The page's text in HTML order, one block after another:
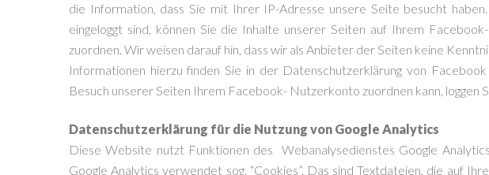
die Information, dass Sie mit Ihrer IP-Adresse unsere Seite besucht
eingeloggt sind, können Sie die Inhalte unserer Seiten auf Ihrem
zuordnen. Wir weisen darauf hin, dass wir als Anbieter der Seiten keine
Informationen hierzu finden Sie in der Datenschutzerklärung von
Besuch unserer Seiten Ihrem Facebook- Nutzerkonto zuordnen kann,
Datenschutzerklärung für die Nutzung von Google Analytics
Diese Website nutzt Funktionen des Webanalysedienstes Google
Google Analytics verwendet sog. “Cookies”. Das sind Textdateien, die auf